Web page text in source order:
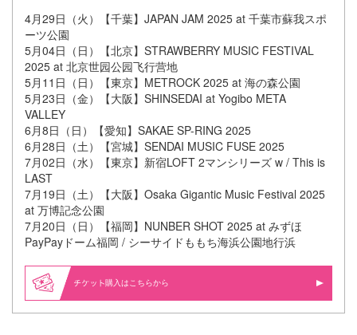
4月29日（火）【千葉】JAPAN JAM 2025 at 千葉市蘇我スポ
ーツ公園
5月04日（日）【北京】STRAWBERRY MUSIC FESTIVAL
2025 at 北京世园公园飞行营地
5月11日（日）【東京】METROCK 2025 at 海の森公園
5月23日（金）【大阪】SHINSEDAI at Yogibo META
VALLEY
6月8日（日）【愛知】SAKAE SP-RING 2025
6月28日（土）【宮城】SENDAI MUSIC FUSE 2025
7月02日（水）【東京】新宿LOFT 2マンシリーズ w / This is
LAST
7月19日（土）【大阪】Osaka Gigantic Music Festival 2025
at 万博記念公園
7月20日（日）【福岡】NUNBER SHOT 2025 at みずほ
PayPayドーム福岡 / シーサイドももち海浜公園地行浜
購入はこちらから